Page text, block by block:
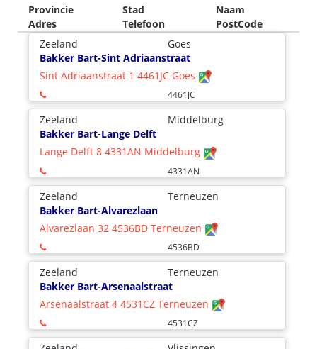
Provincie Stad
Naam
Adres
Telefoon
PostCode
Zeeland
Goes
Bakker Bart-Sint Adriaanstraat
Sint Adriaanstraat 1 4461JC Goes
4461JC
Zeeland
Middelburg
Bakker Bart-Lange Delft
Lange Delft 8 4331AN Middelburg
4331AN
Zeeland
Terneuzen
Bakker Bart-Alvarezlaan
Alvarezlaan 32 4536BD Terneuzen
4536BD
Zeeland
Terneuzen
Bakker Bart-Arsenaalstraat
Arsenaalstraat 4 4531CZ Terneuzen
4531CZ